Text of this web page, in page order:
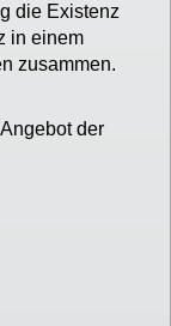
die Existenz
in einem
zusammen.
der